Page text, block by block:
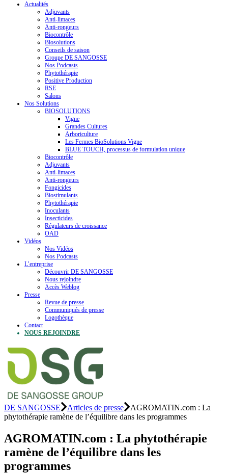
Actualités
Adjuvants
Anti-limaces
Anti-rongeurs
Biocontrôle
Biosolutions
Conseils de saison
Groupe DE SANGOSSE
Nos Podcasts
Phytothérapie
Positive Production
RSE
Salons
Nos Solutions
BIOSOLUTIONS
Vigne
Grandes Cultures
Arboriculture
Les Fermes BioSolutions Vigne
BLUE TOUCH, processus de formulation unique
Biocontrôle
Adjuvants
Anti-limaces
Anti-rongeurs
Fongicides
Biostimulants
Phytothérapie
Inoculants
Insecticides
Régulateurs de croissance
OAD
Vidéos
Nos Vidéos
Nos Podcasts
L’entreprise
Découvrir DE SANGOSSE
Nous rejoindre
Accès Weblog
Presse
Revue de presse
Communiqués de presse
Logothèque
Contact
NOUS REJOINDRE
DE SANGOSSE Articles de presse
AGROMATIN.com : La
phytothérapie ramène de l’équilibre dans les programmes
AGROMATIN.com : La phytothérapie
ramène de l’équilibre dans les
programmes